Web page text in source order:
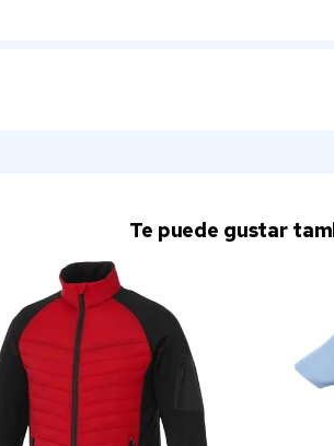
Te puede gustar